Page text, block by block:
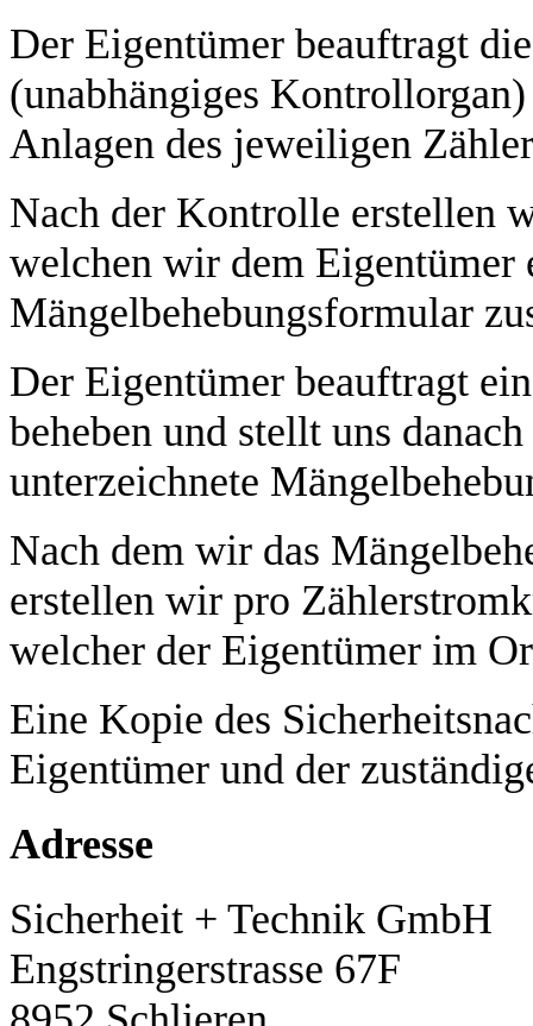
Der Eigentümer beauftragt
(unabhängiges
Anlagen des jeweiligen
Nach der Kontrolle erstellen
welchen wir dem Eigentümer
Mängelbehebungsformular
Der Eigentümer beauftragt
beheben und stellt uns
unterzeichnete
Nach dem wir das
erstellen wir pro
welcher der Eigentümer im
Eine Kopie des
Eigentümer und der
Adresse
Sicherheit + Technik GmbH
Engstringerstrasse 67F